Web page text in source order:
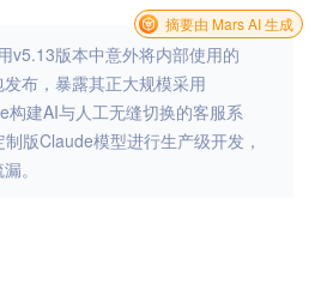
v5.13版本中意外将内部使用的
布，暴露其正大规模采用
建AI与人工无缝切换的客服系
版Claude模型进行生产级开发，
。
摘要由 Mars AI 生成